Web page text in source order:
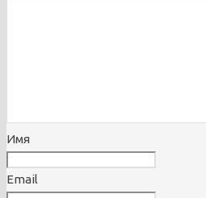
Имя
Email